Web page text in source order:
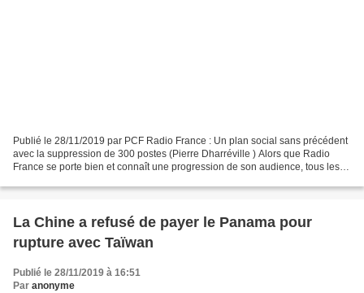
Publié le 28/11/2019 par PCF Radio France : Un plan social sans précédent
avec la suppression de 300 postes (Pierre Dharréville ) Alors que Radio
France se porte bien et connaît une progression de son audience, tous les
La Chine a refusé de payer le Panama pour
rupture avec Taïwan
Publié le 28/11/2019 à 16:51
Par anonyme